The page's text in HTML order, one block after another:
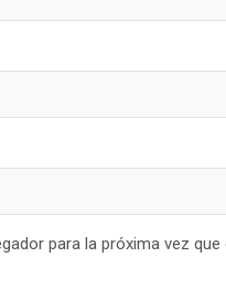
para la próxima vez que